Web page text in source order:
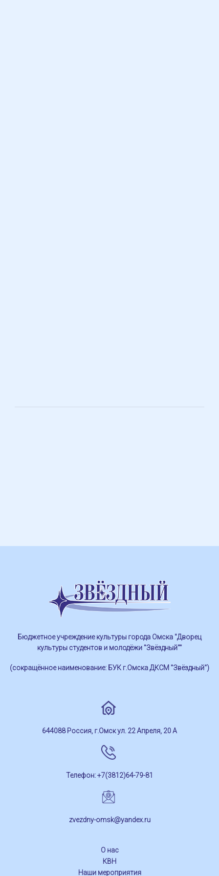
Бюджетное учреждение культуры города Омска "Дворец
культуры студентов и молодёжи "Звёздный""
(сокращённое наименование: БУК г.Омска ДКСМ "Звёздный")
644088 Россия, г.Омск ул. 22 Апреля, 20 А
Телефон: +7(3812)64-79-81
zvezdny-omsk@yandex.ru
О нас
КВН
Наши мероприятия